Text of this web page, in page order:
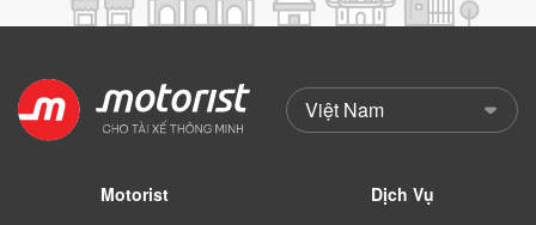
Motorist
Dịch Vụ